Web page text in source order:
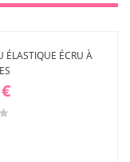
ÉLASTIQUE ÉCRU À